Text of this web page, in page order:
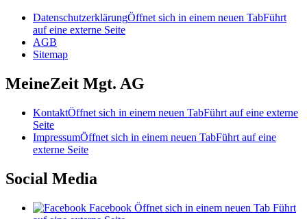
DatenschutzerklärungÖffnet sich in einem neuen TabFührt
auf eine externe Seite
AGB
Sitemap
MeineZeit Mgt. AG
KontaktÖffnet sich in einem neuen TabFührt auf eine externe
Seite
ImpressumÖffnet sich in einem neuen TabFührt auf eine
externe Seite
Social Media
Facebook Öffnet sich in einem neuen Tab Führt